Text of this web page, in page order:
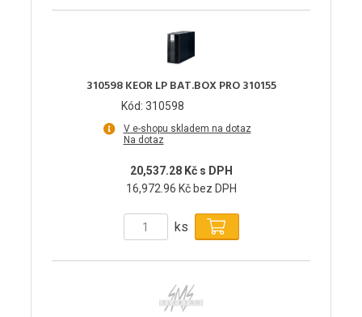
310598 KEOR LP BAT.BOX PRO 310155
Kód: 310598
V e-shopu skladem na dotaz
Na dotaz
20,537.28 Kč s DPH
16,972.96 Kč bez DPH
ks